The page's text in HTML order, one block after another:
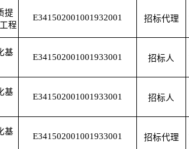
提
程
E341502001001932001 招标代理
基
E341502001001933001 招标人
基
E341502001001933001 招标人
基
E341502001001933001 招标代理